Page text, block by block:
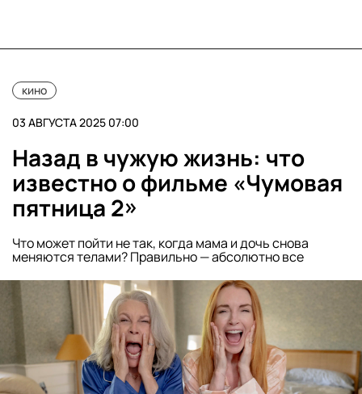
кино
03 АВГУСТА 2025 07:00
Назад в чужую жизнь: что
известно о фильме «Чумовая
пятница 2»
Что может пойти не так, когда мама и дочь снова
меняются телами? Правильно — абсолютно все